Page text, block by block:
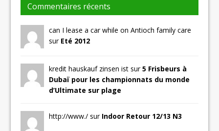
Commentaires récents
can I lease a car while on Antioch family care
sur Eté 2012
kredit hauskauf zinsen ist sur5 Frisbeurs à
Dubaï pour les championnats du monde
d’Ultimate sur plage
http://www./ sur Indoor Retour 12/13 N3